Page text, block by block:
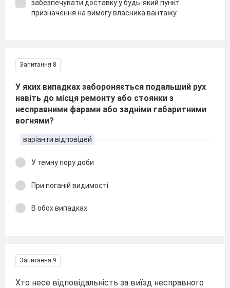
забезпечувати доставку у будь-який пункт
призначення на вимогу власника вантажу
Запитання 8
У яких випадках забороняється подальший рух
навіть до місця ремонту або стоянки з
несправними фарами або задніми габаритними
вогнями?
варіанти відповідей
У темну пору доби
При поганій видимості
В обох випадках
Запитання 9
Хто несе відповідальність за виїзд несправного